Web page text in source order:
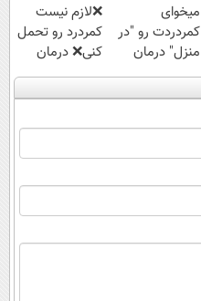
میخوای
کمردردت رو "در
منزل" درمان
کنی؟ (◂فیلم +
◂پرسش‌نامه)
❌لازم نیست
کمردرد رو تحمل
کنی❌ درمان
بدون جراحی و
قرص